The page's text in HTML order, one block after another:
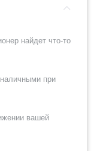
найдет что-то
при
вашей